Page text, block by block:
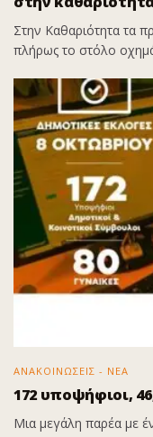
Στην Καθαριότητα τα
πλήρως το στόλο
ΑΝΑΚΟΙΝΩΣΕΙΣ - ΝΕΑ
172 υποψήφιοι,
Μια μεγάλη παρέα με